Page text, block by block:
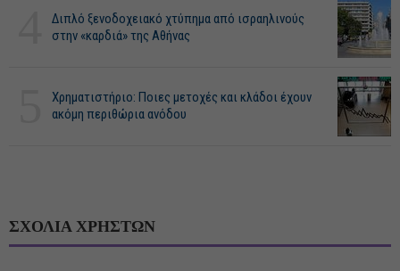
Διπλό ξενοδοχειακό χτύπημα από ισραηλινούς
στην «καρδιά» της Αθήνας
Χρηματιστήριο: Ποιες μετοχές και κλάδοι έχουν
ακόμη περιθώρια ανόδου
ΣΧΟΛΙΑ ΧΡΗΣΤΩΝ